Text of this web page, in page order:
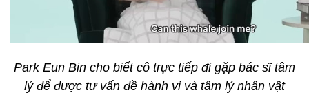
Park Eun Bin cho biết cô trực tiếp đi gặp bác sĩ tâm
lý để được tư vấn đề hành vi và tâm lý nhân vật